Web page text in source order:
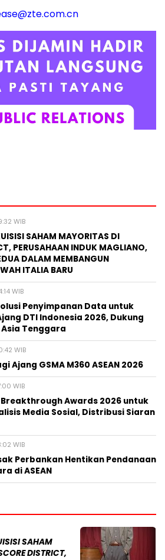
WIB
SAHAM MAYORITAS DI
PERUSAHAAN INDUK MAGLIANO,
DALAM MEMBANGUN
ITALIA BARU
WIB
Penyimpanan Data untuk
DTI Indonesia 2026, Dukung
Tenggara
WIB
Ajang GSMA M360 ASEAN 2026
WIB
Breakthrough Awards 2026 untuk
Media Sosial, Distribusi Siaran
WIB
Perbankan Hentikan Pendanaan
di ASEAN
SAHAM
DISTRICT,